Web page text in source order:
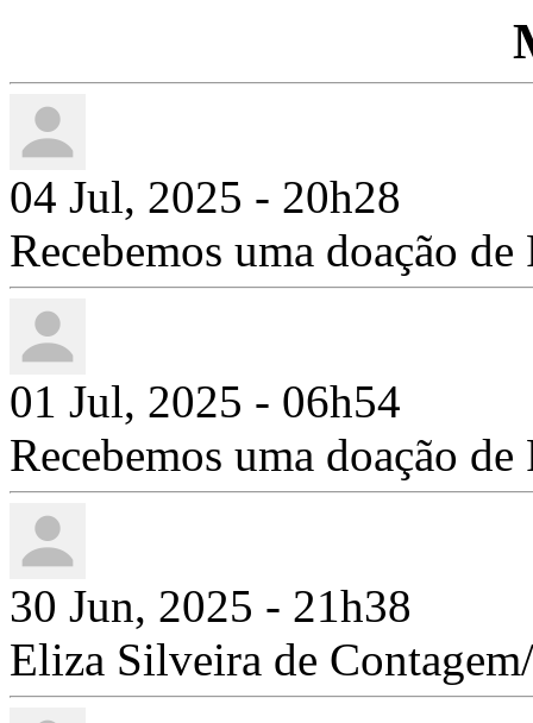
04 Jul, 2025 - 20h28
Recebemos uma doação
01 Jul, 2025 - 06h54
Recebemos uma doação
30 Jun, 2025 - 21h38
Eliza Silveira de